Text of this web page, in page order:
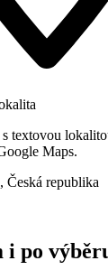
textovou
Maps.
Česká republika
i po